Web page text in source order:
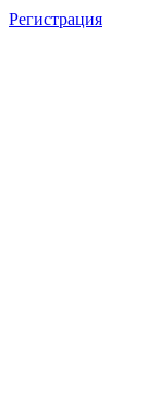
Регистрация